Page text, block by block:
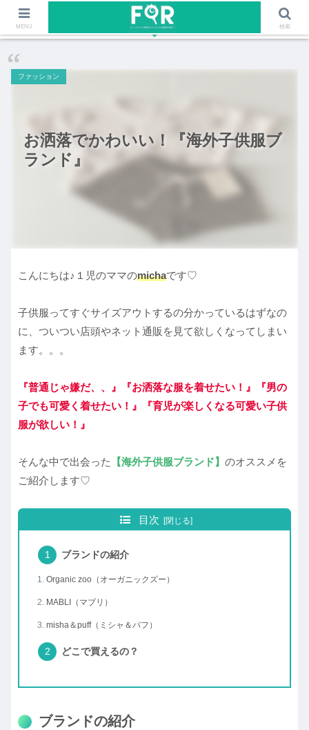
ファッションや福岡のワクワクする情報を発信！！
お洒落でかわいい！『海外子供服ブ
ランド』
ファッション
こんにちは♪１児のママのmichaです♡
子供服ってすぐサイズアウトするの分かっているはずなの
に、ついつい店頭やネット通販を見て欲しくなってしまい
ます。。。
『普通じゃ嫌だ、、』『お洒落な服を着せたい！』『男の
子でも可愛く着せたい！』
『育児が楽しくなる可愛い子供
服が欲しい！』
そんな中で出会った 【海外子供服ブランド】 のオススメを
ご紹介します♡
目次
ブランドの紹介
Organic zoo（オーガニックズー）
MABLI（マブリ）
misha＆puff（ミシャ＆パフ）
どこで買えるの？
ブランドの紹介
MENU 検索